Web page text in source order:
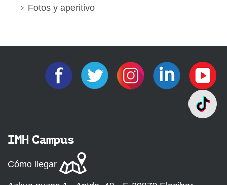
Fotos y aperitivo
IMH Campus
Cómo llegar